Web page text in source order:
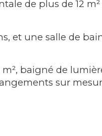
de plus de 12
et une salle de
m², baigné de
sur